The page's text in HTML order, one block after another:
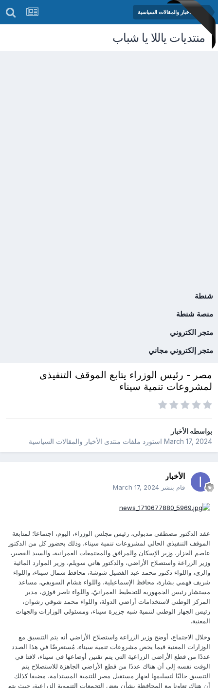
منتدى الأخبار والمقالات السياسية
منتديات ياللا يا شباب
شنطة
منصة شنطة
متجر الكتروني
متجر إلكتروني مجاني
مصر - رئيس الوزراء يتابع الموقف التنفيذى
لمشروعات تنمية سيناء
بواسطهالأخبار
March 17, 2024استورد ملفات منتدى الأخبار والمقالات السياسية
الأخبار
قام بنشر March 17, 2024
عقد الدكتور مصطفى مدبولي، رئيس مجلس الوزراء، اليوم، اجتماعا؛ لمتابعة
الموقف التنفيذي الحالي لمشروعات تنمية سيناء، وذلك بحضور كل من الدكتور
عاصم الجزار، وزير الإسكان والمرافق والمجتمعات العمرانية، والسيد القصير،
وزير الزراعة واستصلاح الأراضي، والدكتور هاني سويلم، وزير الموارد المائية
والري، واللواء دكتور محمد عبد الفضيل شوشة، محافظ شمال سيناء، واللواء
شريف فهمي بشارة، محافظ الإسماعيلية، واللواء هشام السويفي، مساعد
مستشار رئيس الجمهورية للتخطيط العمرانيّ، واللواء ناصر فوزي، مدير
المركز الوطني لاستخدامات أراضي الدولة، واللواء محمد شوقي رشوان،
رئيس الجهاز الوطني لتنمية شبه جزيرة سيناء، ومسئولي الوزارات والجهات
المعنية.
وخلال الاجتماع، أوضح وزير الزراعة واستصلاح الأراضي أنه يتم التنسيق مع
الوزارات المعنية فيما يخص مشروعات تنمية سيناء، مُستعرضًا في هذا الصدد
عددًا من قطع الأراضي الزراعية التي يتم تقنين أوضاعها في سيناء، لافتا في
الوقت نفسه إلى أن هناك عددًا من قطع الأراضي الجاهزة للاستصلاح يتم
التنسيق حاليًا لتسليمها لجهاز مستقبل مصر للتنمية المستدامة، مضيفا كذلك
أن هناك تعاونا مع المحافظة بشأن بعض التجمعات التنموية الزراعية، حيث يتم